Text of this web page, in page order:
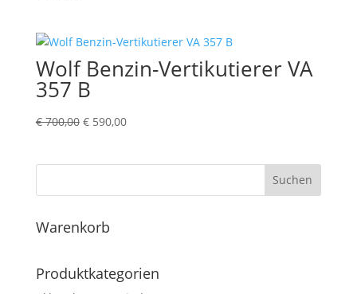
Wolf Benzin-Vertikutierer VA
357 B
€700,00 Ursprünglicher
€590,00Aktueller
Suchen
Warenkorb
Produktkategorien